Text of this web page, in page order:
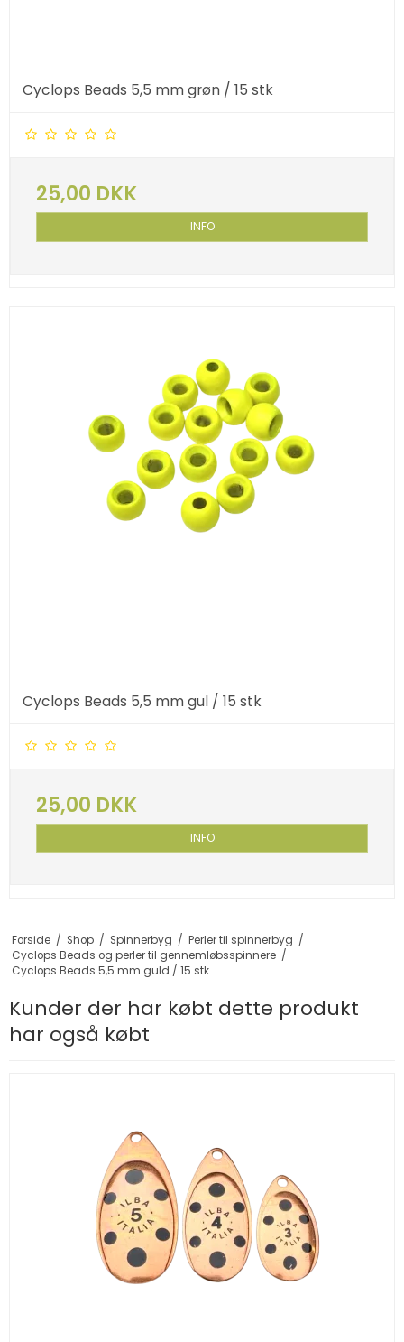
Cyclops Beads 5,5 mm grøn / 15 stk
25,00 DKK
INFO
Cyclops Beads 5,5 mm gul / 15 stk
25,00 DKK
INFO
Forside / Shop / Spinnerbyg / Perler til spinnerbyg /
Cyclops Beads og perler til gennemløbsspinnere /
Cyclops Beads 5,5 mm guld / 15 stk
Kunder der har købt dette produkt
har også købt